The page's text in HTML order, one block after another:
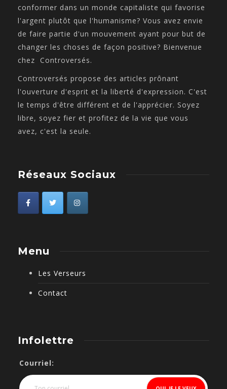
conformer dans un monde capitaliste qui favorise
l'argent plutôt que l'humanisme? Vous avez envie
de faire partie d'un mouvement ayant pour but de
changer les choses de façon positive? Bienvenue
chez Controversés.
Controversés propose des articles prônant
l'ouverture d'esprit et la liberté d'expression. C'est
le temps d'être différent et de l'apprécier. Soyez
libre, soyez fier et profitez de la vie que vous
avez, c'est la seule.
Réseaux Sociaux
Menu
Les Verseurs
Contact
Infolettre
Courriel: